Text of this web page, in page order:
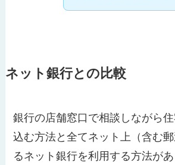
ネット銀行との比較
銀行の店舗窓口で相談しながら
込む方法と全てネット上（含む
るネット銀行を利用する方法があ